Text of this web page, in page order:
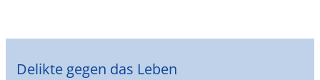
Delikte gegen das Leben